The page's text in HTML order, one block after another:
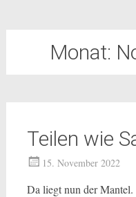
Monat:
Teilen wie
15. November 2022
Da liegt nun der Mantel.